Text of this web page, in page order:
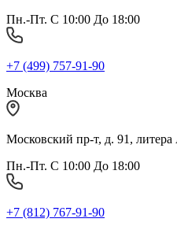
Пн.-Пт. С 10:00 До 18:00
+7 (499) 757-91-90
Москва
Московский пр-т, д. 91,
Пн.-Пт. С 10:00 До 18:00
+7 (812) 767-91-90